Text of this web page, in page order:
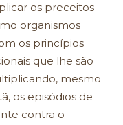
os preceitos
organismos
os princípios
que lhe são
mesmo
os episódios de
contra o